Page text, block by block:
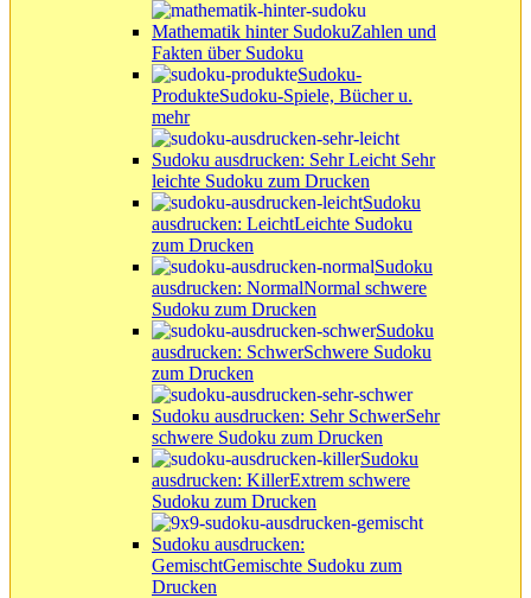
Mathematik hinter SudokuZahlen und
Fakten über Sudoku
Sudoku-
ProdukteSudoku-Spiele, Bücher u.
mehr
Sudoku ausdrucken: Sehr Leicht Sehr
leichte Sudoku zum Drucken
Sudoku
ausdrucken: LeichtLeichte Sudoku
zum Drucken
Sudoku
ausdrucken: NormalNormal schwere
Sudoku zum Drucken
Sudoku
ausdrucken: SchwerSchwere Sudoku
zum Drucken
Sudoku ausdrucken: Sehr SchwerSehr
schwere Sudoku zum Drucken
Sudoku
ausdrucken: KillerExtrem schwere
Sudoku zum Drucken
Sudoku ausdrucken:
GemischtGemischte Sudoku zum
Drucken